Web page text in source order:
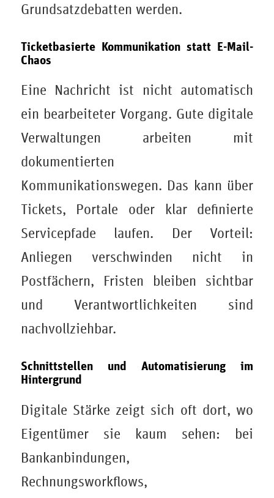
Grundsatzdebatten werden.
Ticketbasierte Kommunikation statt E-Mail-
Chaos
Eine Nachricht ist nicht automatisch
ein bearbeiteter Vorgang. Gute digitale
Verwaltungen arbeiten mit
dokumentierten
Kommunikationswegen. Das kann über
Tickets, Portale oder klar definierte
Servicepfade laufen. Der Vorteil:
Anliegen verschwinden nicht in
Postfächern, Fristen bleiben sichtbar
und Verantwortlichkeiten sind
nachvollziehbar.
Schnittstellen und Automatisierung im
Hintergrund
Digitale Stärke zeigt sich oft dort, wo
Eigentümer sie kaum sehen: bei
Bankanbindungen,
Rechnungsworkflows,